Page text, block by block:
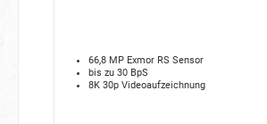
66,8 MP Exmor RS Sensor
bis zu 30 BpS
8K 30p Videoaufzeichnung